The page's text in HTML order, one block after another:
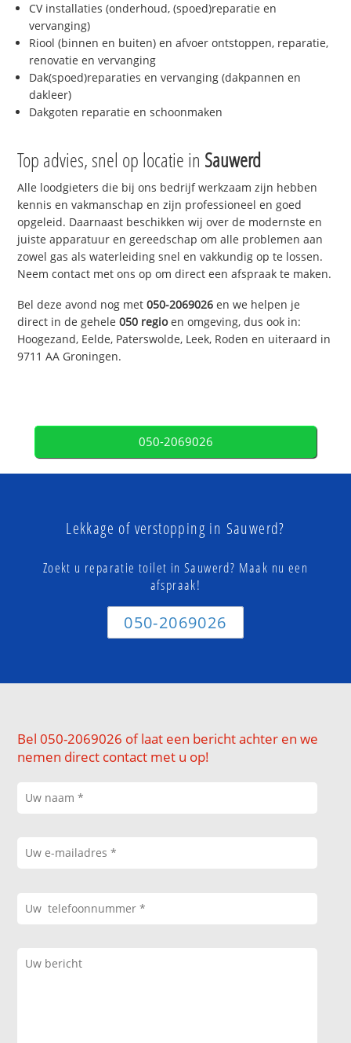
CV installaties (onderhoud, (spoed)reparatie en
vervanging)
Riool (binnen en buiten) en afvoer ontstoppen, reparatie,
renovatie en vervanging
Dak(spoed)reparaties en vervanging (dakpannen en
dakleer)
Dakgoten reparatie en schoonmaken
Top advies, snel op locatie in Sauwerd
Alle loodgieters die bij ons bedrijf werkzaam zijn hebben
kennis en vakmanschap en zijn professioneel en goed
opgeleid. Daarnaast beschikken wij over de modernste en
juiste apparatuur en gereedschap om alle problemen aan
zowel gas als waterleiding snel en vakkundig op te lossen.
Neem contact met ons op om direct een afspraak te maken.
Bel deze avond nog met050-2069026 en we helpen je
direct in de gehele050 regioen omgeving, dus ook in:
Hoogezand, Eelde, Paterswolde, Leek, Roden en uiteraard in
9711 AA Groningen.
050-2069026
Lekkage of verstopping in Sauwerd?
Zoekt u reparatie toilet in Sauwerd? Maak nu een
afspraak!
050-2069026
Bel 050-2069026 of laat een bericht achter en we
nemen direct contact met u op!